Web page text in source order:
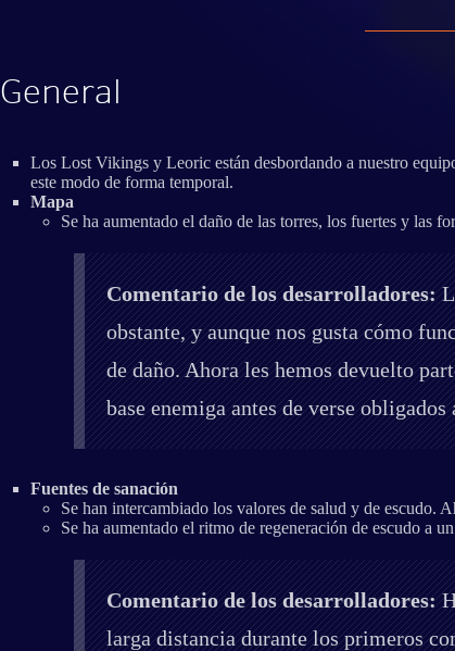
General
Los Lost Vikings y Leoric están desbordando a nuestro
este modo de forma temporal.
Mapa
Se ha aumentado el daño de las torres, los fuertes y las
Comentario de los desarrolladores:
obstante, y aunque nos gusta cómo
de daño. Ahora les hemos devuelto
base enemiga antes de verse obligados
Fuentes de sanación
Se han intercambiado los valores de salud y de escudo.
Se ha aumentado el ritmo de regeneración de escudo a
Comentario de los desarrolladores:
larga distancia durante los primeros